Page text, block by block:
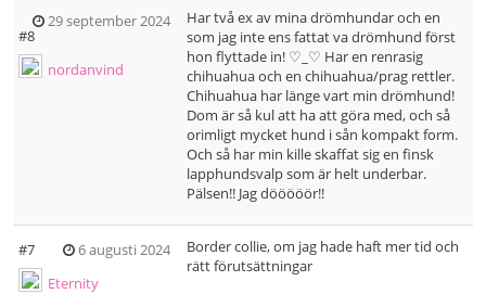
29 september 2024
#8
nordanvind
Har två ex av mina drömhundar och en
som jag inte ens fattat va drömhund först
hon flyttade in! ♡_♡ Har en renrasig
chihuahua och en chihuahua/prag rettler.
Chihuahua har länge vart min drömhund!
Dom är så kul att ha att göra med, och så
orimligt mycket hund i sån kompakt form.
Och så har min kille skaffat sig en finsk
lapphundsvalp som är helt underbar.
Pälsen!! Jag dööööör!!
6 augusti 2024
#7
Eternity
Border collie, om jag hade haft mer tid och
rätt förutsättningar